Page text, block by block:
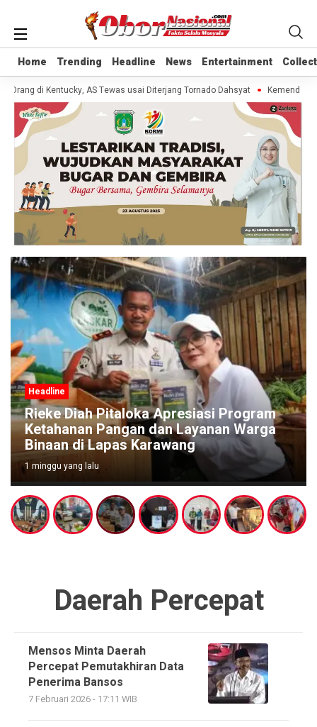
Home Trending Headline News Entertainment
Home Trending Headline News Entertainment
Orang di Kentucky, AS Tewas usai Diterjang Tornado Dahsyat Kemendag
Headline
Rieke Diah Pitaloka Apresiasi Program
Ketahanan Pangan dan Layanan Warga
Binaan di Lapas Karawang
1 minggu yang lalu
Daerah Percepat
Mensos Minta Daerah
Percepat Pemutakhiran Data
Penerima Bansos
7 Februari 2026 - 17:11 WIB